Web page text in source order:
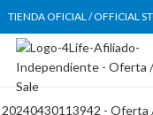
TIENDA OFICIAL / OFFICIAL